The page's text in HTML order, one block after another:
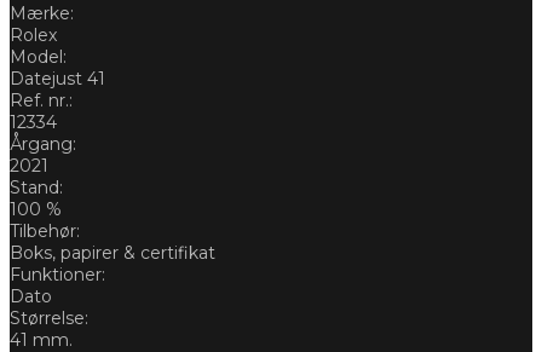
Mærke:
Rolex
Model:
Datejust 41
Ref. nr.:
12334
Årgang:
2021
Stand:
100 %
Tilbehør:
Boks, papirer & certifikat
Funktioner:
Dato
Størrelse:
41 mm.